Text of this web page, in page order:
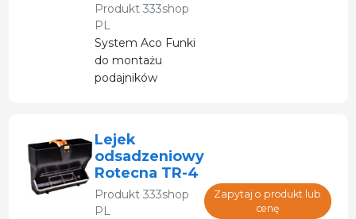
Produkt 333shop
PL
System Aco Funki
do montażu
podajników
Lejek
odsadzeniowy
Rotecna TR-4
Produkt 333shop
PL
Zapytaj o produkt lub
cenę